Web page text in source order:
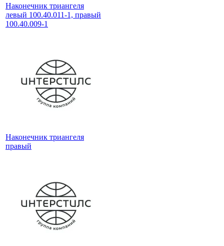
Наконечник триангеля
левый 100.40.011-1, правый
100.40.009-1
Наконечник триангеля
правый